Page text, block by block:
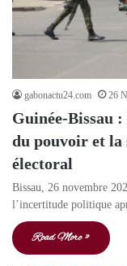
gabonactu24.com 26
Guinée-Bissau
du pouvoir et la
électoral
Bissau, 26 novembre
l’incertitude politique
Read More »